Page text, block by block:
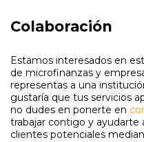
Colaboración
Estamos interesados en
de microfinanzas y
representas a una
gustaría que tus servicios
no dudes en ponerte en
trabajar contigo y ayudarte
clientes potenciales